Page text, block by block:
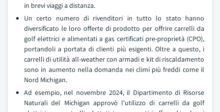
in brevi viaggi a distanza.
Un certo numero di rivenditori in tutto lo stato hanno
diversificato le loro offerte di prodotto per offrire carrelli da
golf elettrici e alimentati a gas certificati pre-proprietà (CPO),
portandoli a portata di clienti più esigenti. Oltre a questo, i
carrelli di utilità all-weather con armadi e kit di riscaldamento
sono in aumento nella domanda nei climi più freddi come il
Nord Michigan.
Ad esempio, nel novembre 2024, il Dipartimento di Risorse
Naturali del Michigan approvò l'utilizzo di carrelli da golf